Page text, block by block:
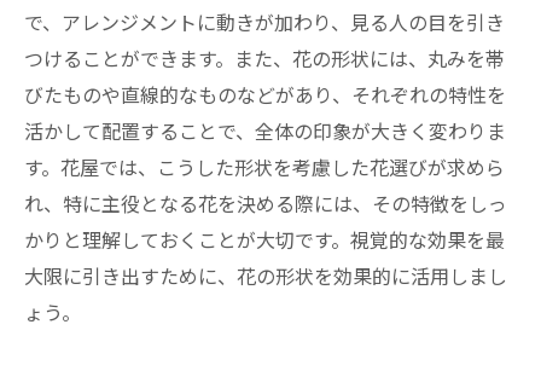
注目の新技術とその応用
エコフレンドリーなアレンジメント
伝統とモダンの融合デザイン
デジタル時代のフラワーアレンジメント
未来を見据えたトレンド予測
花屋が語るフラワーアレンジメントの新たな可
能性
で、アレンジメントに動きが加わり、見る人の目を引き
つけることができます。また、花の形状には、丸みを帯
びたものや直線的なものなどがあり、それぞれの特性を
活かして配置することで、全体の印象が大きく変わりま
す。花屋では、こうした形状を考慮した花選びが求めら
れ、特に主役となる花を決める際には、その特徴をしっ
かりと理解しておくことが大切です。視覚的な効果を最
大限に引き出すために、花の形状を効果的に活用しまし
ょう。